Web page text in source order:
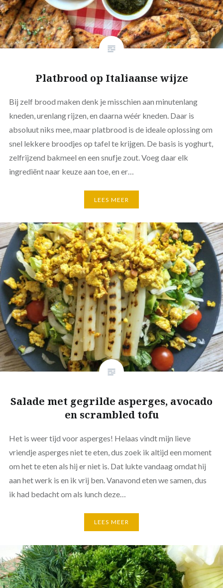
Platbrood op Italiaanse wijze
Bij zelf brood maken denk je misschien aan minutenlang
kneden, urenlang rijzen, en daarna wéér kneden. Daar is
absoluut niks mee, maar platbrood is de ideale oplossing om
snel lekkere broodjes op tafel te krijgen. De basis is yoghurt,
zelfrijzend bakmeel en een snufje zout. Voeg daar elk
ingrediënt naar keuze aan toe, en er…
LEES MEER
Salade met gegrilde asperges, avocado
en scrambled tofu
Het is weer tijd voor asperges! Helaas vindt mijn lieve
vriendje asperges niet te eten, dus zoek ik altijd een moment
om het te eten als hij er niet is. Dat lukte vandaag omdat hij
aan het werk is en ik vrij ben. Vanavond eten we samen, dus
ik had bedacht om als lunch deze…
LEES MEER